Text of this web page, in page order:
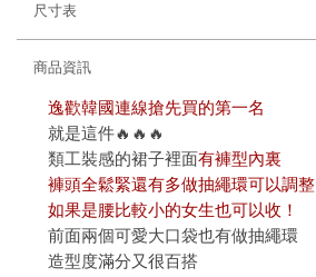
尺寸表
商品資訊
逸歡韓國連線搶先買的第一名
就是這件🔥🔥🔥
類工裝感的裙子裡面有褲型內裏
褲頭全鬆緊還有多做抽繩環可以調整
如果是腰比較小的女生也可以收！
前面兩個可愛大口袋也有做抽繩環
造型度滿分又很百搭